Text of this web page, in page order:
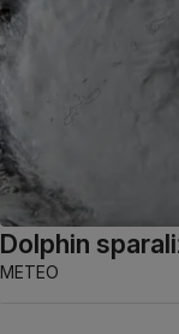
Dolphin
METEO